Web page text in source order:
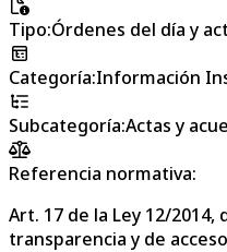
Tipo:Órdenes del día y
Categoría:Información
Subcategoría:Actas y
Referencia normativa:
Art. 17 de la Ley 12/
transparencia y de